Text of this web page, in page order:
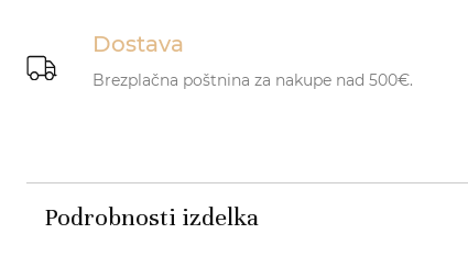
Dostava
Brezplačna poštnina za nakupe nad 500€.
Podrobnosti izdelka